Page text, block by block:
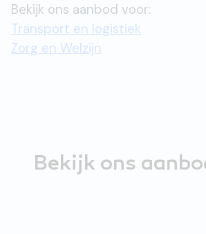
Bekijk ons aanbod voor:
Transport en logistiek
Zorg en Welzijn
Bekijk ons